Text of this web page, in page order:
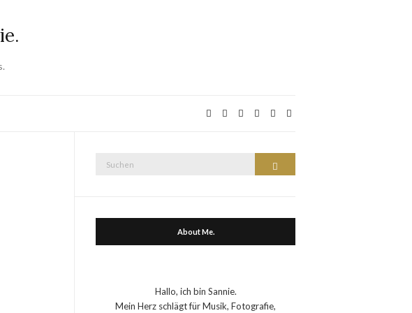
Suchen
About Me.
Hallo, ich bin Sannie.
Mein Herz schlägt für Musik, Fotografie,